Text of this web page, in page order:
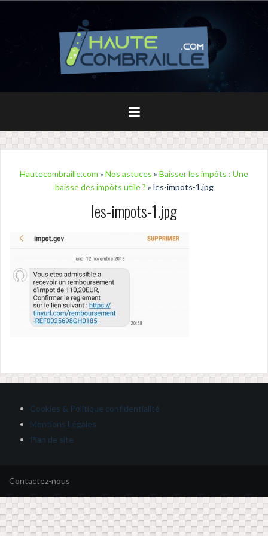
Hautecombraille.com » Nos astuces » Baisser les impôts : Une
baisse des impôts utile ? » les-impots-1.jpg
les-impots-1.jpg
Cookies & Politique confidentialité
Mentions Légales
Plan de site
Contactez-nous